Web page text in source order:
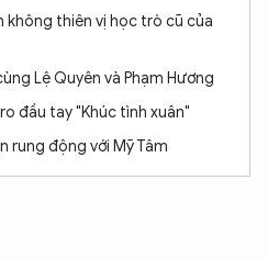
không thiên vị học trò cũ của
Lệ Quyên và Phạm Hương
đầu tay "Khúc tình xuân"
rung động với Mỹ Tâm